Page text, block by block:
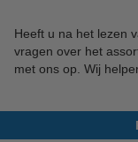
Heeft u na het lezen
vragen over het
met ons op. Wij